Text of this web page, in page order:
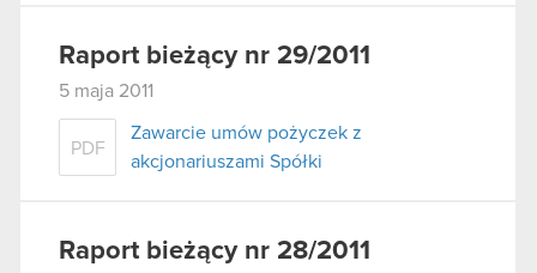
Raport bieżący nr 29/2011
5 maja 2011
PDF
Zawarcie umów pożyczek z
akcjonariuszami Spółki
Raport bieżący nr 28/2011